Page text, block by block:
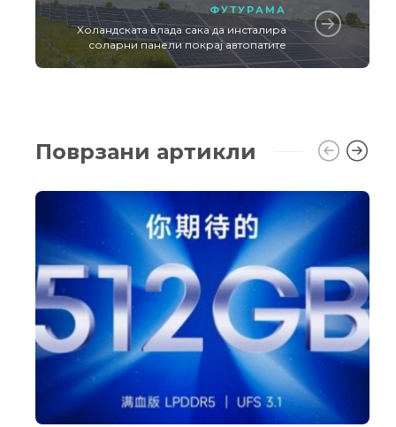
ФУТУРАМА
Холандската влада сака да инсталира
соларни панели покрај автопатите
Поврзани артикли